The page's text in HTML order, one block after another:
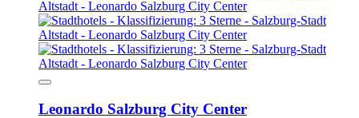
Leonardo Salzburg City Center